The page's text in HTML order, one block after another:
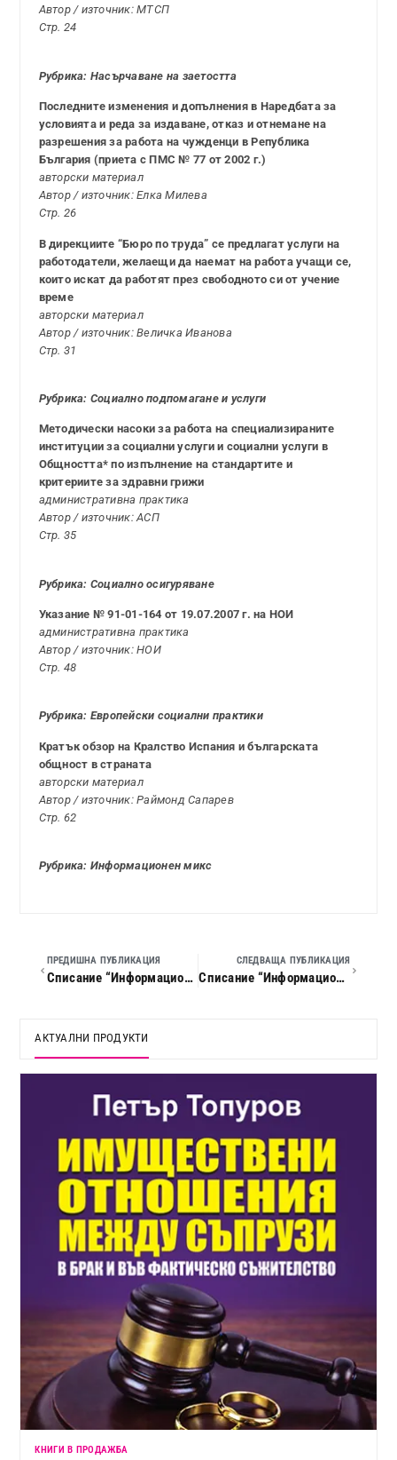
Автор / източник: МТСП
Стр. 24
Рубрика: Насърчаване на заетостта
Последните изменения и допълнения в Наредбата за
условията и реда за издаване, отказ и отнемане на
разрешения за работа на чужденци в Република
България (приета с ПМС № 77 от 2002 г.)
авторски материал
Автор / източник: Елка Милева
Стр. 26
В дирекциите “Бюро по труда” се предлагат услуги на
работодатели, желаещи да наемат на работа учащи се,
които искат да работят през свободното си от учение
време
авторски материал
Автор / източник: Величка Иванова
Стр. 31
Рубрика: Социално подпомагане и услуги
Методически насоки за работа на специализираните
институции за социални услуги и социални услуги в
Общността* по изпълнение на стандартите и
критериите за здравни грижи
административна практика
Автор / източник: АСП
Стр. 35
Рубрика: Социално осигуряване
Указание № 91-01-164 от 19.07.2007 г. на НОИ
административна практика
Автор / източник: НОИ
Стр. 48
Рубрика: Европейски социални практики
Кратък обзор на Кралство Испания и българската
общност в страната
авторски материал
Автор / източник: Раймонд Сапарев
Стр. 62
Рубрика: Информационен микс
ПРЕДИШНА ПУБЛИКАЦИЯ
Списание “Информационен бюлетин по труда”, 2007 г., кн. 07
СЛЕДВАЩА ПУБЛИКАЦИЯ
Списание “Информационен бюлетин по труда”, 2007 г., кн. 09
АКТУАЛНИ ПРОДУКТИ
КНИГИ В ПРОДАЖБА